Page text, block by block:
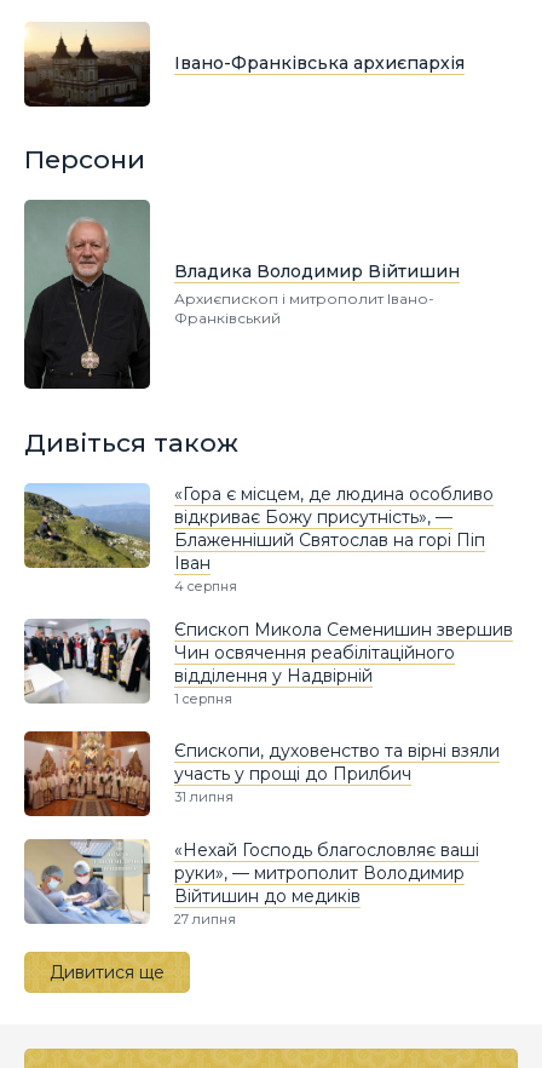
Івано-Франківська архиєпархія
Персони
Владика Володимир Війтишин
Архиєпископ і митрополит Івано-
Франківський
Дивіться також
«Гора є місцем, де людина особливо
відкриває Божу присутність», —
Блаженніший Святослав на горі Піп
Іван
4 серпня
Єпископ Микола Семенишин звершив
Чин освячення реабілітаційного
відділення у Надвірній
1 серпня
Єпископи, духовенство та вірні взяли
участь у прощі до Прилбич
31 липня
«Нехай Господь благословляє ваші
руки», — митрополит Володимир
Війтишин до медиків
27 липня
Дивитися ще